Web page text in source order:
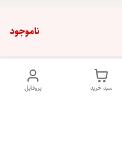
ناموجود
پروفایل سبد خرید